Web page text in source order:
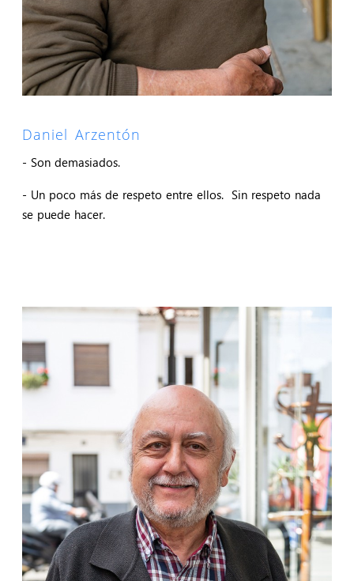
Daniel Arzentón
- Son demasiados.
- Un poco más de respeto entre ellos. Sin respeto nada
se puede hacer.